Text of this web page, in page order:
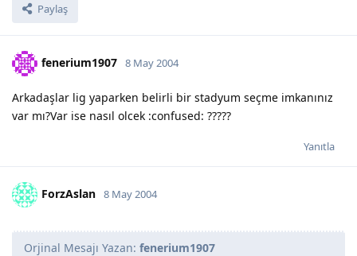
Paylaş
fenerium1907 8 May 2004
Arkadaşlar lig yaparken belirli bir stadyum seçme imkanınız
var mı?Var ise nasıl olcek :confused: ?????
Yanıtla
ForzAslan 8 May 2004
Orjinal Mesajı Yazan: fenerium1907